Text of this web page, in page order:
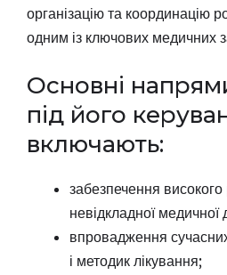
організацію та координацію
одним із ключових медичних
Основні
під його
включають:
забезпечення
невідкладної
впровадження
і методик лікування;